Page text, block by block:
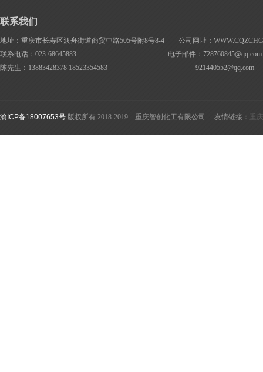
联系我们
地址：重庆市长寿区渡舟街道商贸中路505号附8号8-4 公司网址：
联系电话：023-68645883 电子邮件：728760845@qq.com
陈先生：13883428378 18523354583 921440552@qq.com
渝ICP备18007653号 版权所有 2018-2019 重庆智创化工有限公司 友情链接： 重